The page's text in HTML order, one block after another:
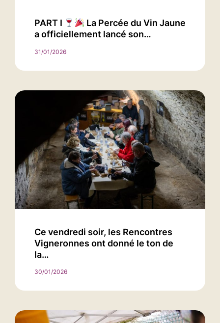
PART I
La Percée du Vin Jaune
a officiellement lancé son…
31/01/2026
Ce vendredi soir, les Rencontres
Vigneronnes ont donné le ton de
la…
30/01/2026